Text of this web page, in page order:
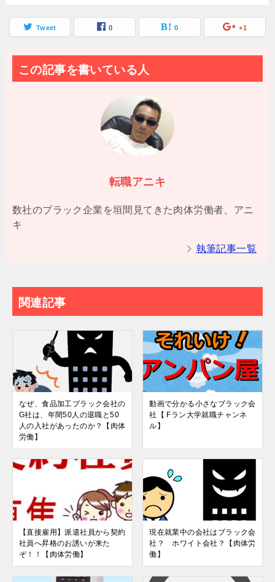
Tweet 0 0 +1
この記事を書いている人
転職アニキ
数社のブラック企業を垣間見てきた肉体労働者、アニ
キ
執筆記事一覧
関連記事
なぜ、食品加工ブラック会社の
G社は、年間50人の退職と50
人の入社があったのか？【肉体
労働】
動画で分かる小さなブラック会
社【 Fラン大学就職チャンネ
ル】
【直接雇用】派遣社員から契約
社員へ昇格のお誘いが来た
ぞ！！【肉体労働】
現在就業中の会社はブラック会
社？ ホワイト会社？【肉体労
働】